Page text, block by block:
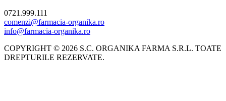
0721.999.111
comenzi@farmacia-organika.ro
info@farmacia-organika.ro
COPYRIGHT © 2026 S.C. ORGANIKA FARMA S.R.L. TOATE
DREPTURILE REZERVATE.